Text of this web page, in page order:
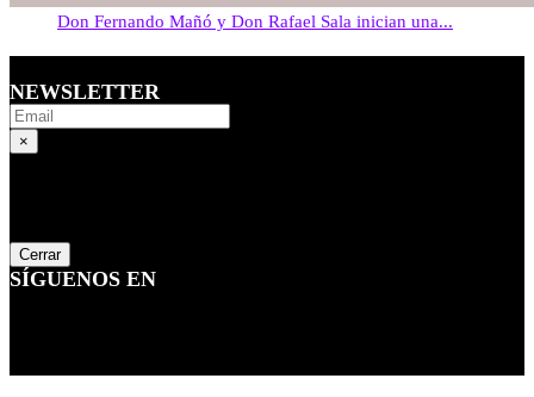
Don Fernando Mañó y Don Rafael Sala inician una...
NEWSLETTER
×
Cerrar
SÍGUENOS EN